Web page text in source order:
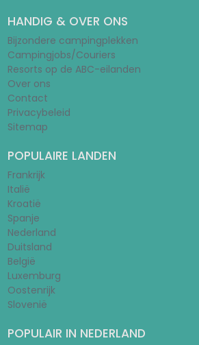
HANDIG & OVER ONS
Bijzondere campingplekken
Campingjobs/Couriers
Resorts op de ABC-eilanden
Over ons
Contact
Privacybeleid
Sitemap
POPULAIRE LANDEN
Frankrijk
Italië
Kroatië
Spanje
Nederland
Duitsland
België
Luxemburg
Oostenrijk
Slovenië
POPULAIR IN NEDERLAND